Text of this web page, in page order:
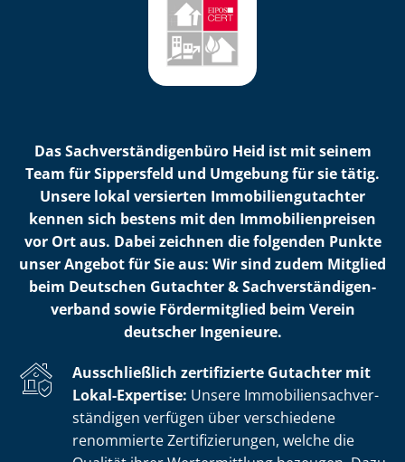
Das Sach­ver­stän­di­gen­bü­ro Heid ist mit seinem
Team für Sippersfeld und Umgebung für sie tätig.
Unsere lokal versierten Im­mo­bi­li­en­gut­ach­ter
kennen sich bestens mit den Im­mo­bi­li­en­prei­sen
vor Ort aus. Dabei zeichnen die folgenden Punkte
unser Angebot für Sie aus: Wir sind zudem Mitglied
beim Deutschen Gutachter & Sach­ver­stän­di­gen­
ver­band sowie Fördermitglied beim Verein
deutscher Ingenieure.
Ausschließlich zertifizierte Gutachter mit
Lokal-Expertise: Unsere Im­mo­bi­li­en­sach­ver­
stän­di­gen verfügen über verschiedene
renommierte Zer­ti­fi­zie­run­gen, welche die